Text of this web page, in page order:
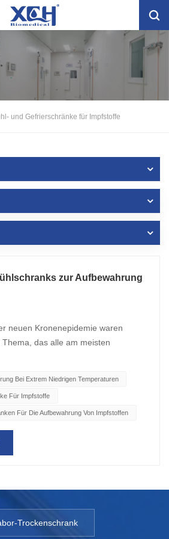
und Gefrierschränke für Impfstoffe
zur Aufbewahrung
neuen Kronenepidemie waren
das alle am meisten
dieser neuen Impfstoffe erfordern
Lagerkammer bei oder nahe –80
Lagerung bei höheren
°C erfordern. Unabhängig davon, ob
oder traditionelle Impfstoffe
aufgeführten
Bei Extrem Niedrigen Temperaturen
Für Impfstoffe
Für Die Aufbewahrung Von Impfstoffen
Trockenschrank